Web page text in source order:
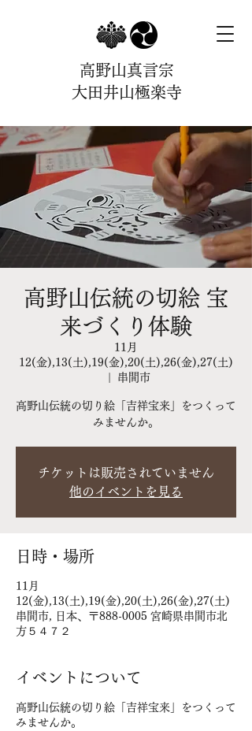
高野山真言宗
大田井山極楽寺
高野山伝統の切絵 宝
来づくり体験
11月
12(金),13(土),19(金),20(土),26(金),27(土)
串間市
高野山伝統の切り絵「吉祥宝来」をつくって
みませんか。
チケットは販売されていません
他のイベントを見る
日時・場所
11月
12(金),13(土),19(金),20(土),26(金),27(土)
串間市, 日本、〒888-0005 宮崎県串間市北
方５４７２
イベントについて
高野山伝統の切り絵「吉祥宝来」をつくって
みませんか。